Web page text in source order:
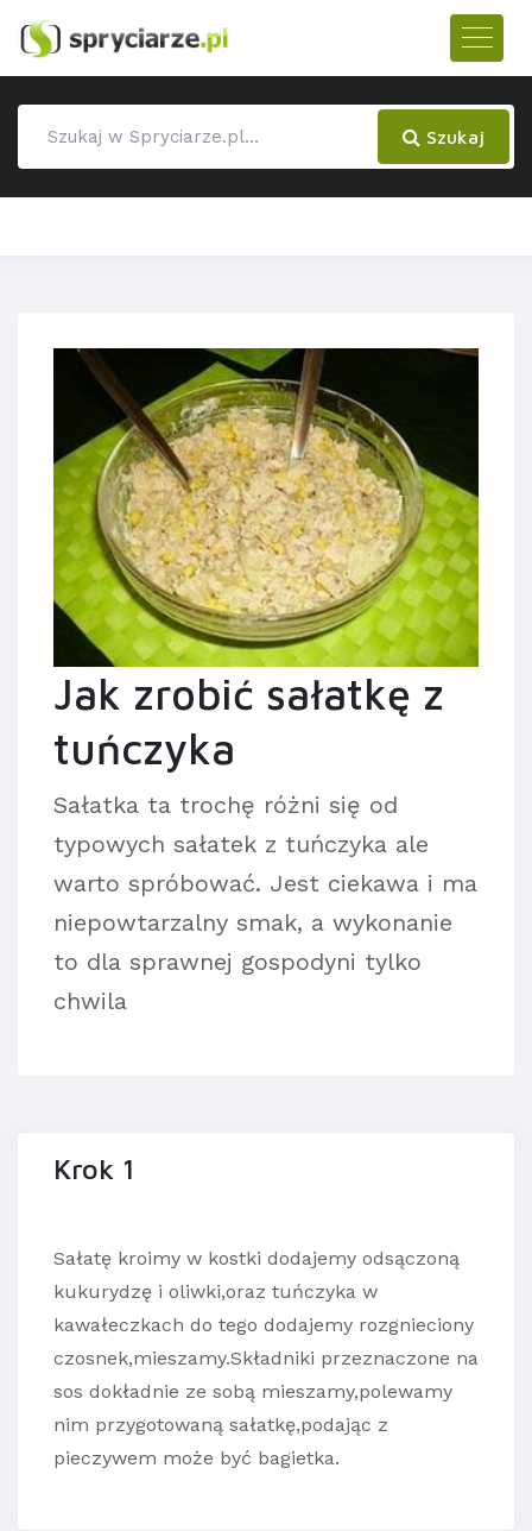
Szukaj
Jak zrobić sałatkę z
tuńczyka
Sałatka ta trochę różni się od
typowych sałatek z tuńczyka ale
warto spróbować. Jest ciekawa i ma
niepowtarzalny smak, a wykonanie
to dla sprawnej gospodyni tylko
chwila
Krok 1
Sałatę kroimy w kostki dodajemy odsączoną
kukurydzę i oliwki,oraz tuńczyka w
kawałeczkach do tego dodajemy rozgnieciony
czosnek,mieszamy.Składniki przeznaczone na
sos dokładnie ze sobą mieszamy,polewamy
nim przygotowaną sałatkę,podając z
pieczywem może być bagietka.